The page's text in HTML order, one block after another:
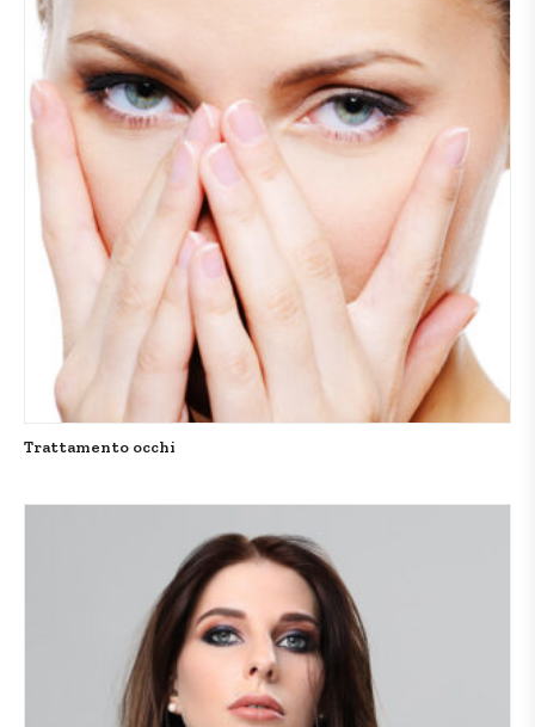
Trattamento occhi